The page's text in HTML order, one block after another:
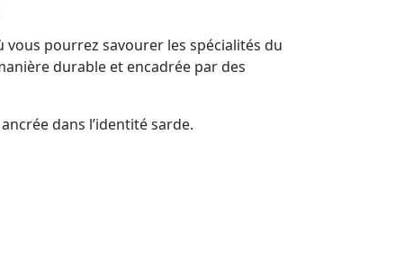
vous pourrez savourer les spécialités du
durable et encadrée par des
dans l’identité sarde.